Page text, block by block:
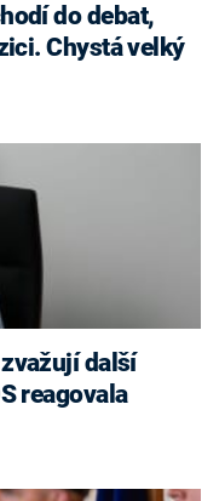
do debat,
Chystá velký
reagovala